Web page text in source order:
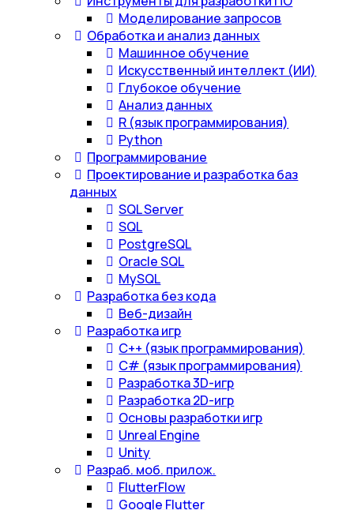
Моделирование запросов
Обработка и анализ данных
Машинное обучение
Искусственный интеллект (ИИ)
Глубокое обучение
Анализ данных
R (язык программирования)
Python
Программирование
Проектирование и разработка баз
данных
SQL Server
SQL
PostgreSQL
Oracle SQL
MySQL
Разработка без кода
Веб-дизайн
Разработка игр
С++ (язык программирования)
С# (язык программирования)
Разработка 3D-игр
Разработка 2D-игр
Основы разработки игр
Unreal Engine
Unity
Разраб. моб. прилож.
FlutterFlow
Google Flutter